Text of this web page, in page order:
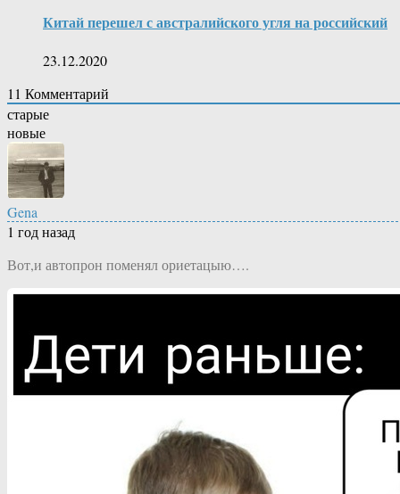
Китай перешел с австралийского угля на российский
23.12.2020
11 Комментарий
старые
новые
Gena
1 год назад
Вот,и автопрон поменял ориетацыю….